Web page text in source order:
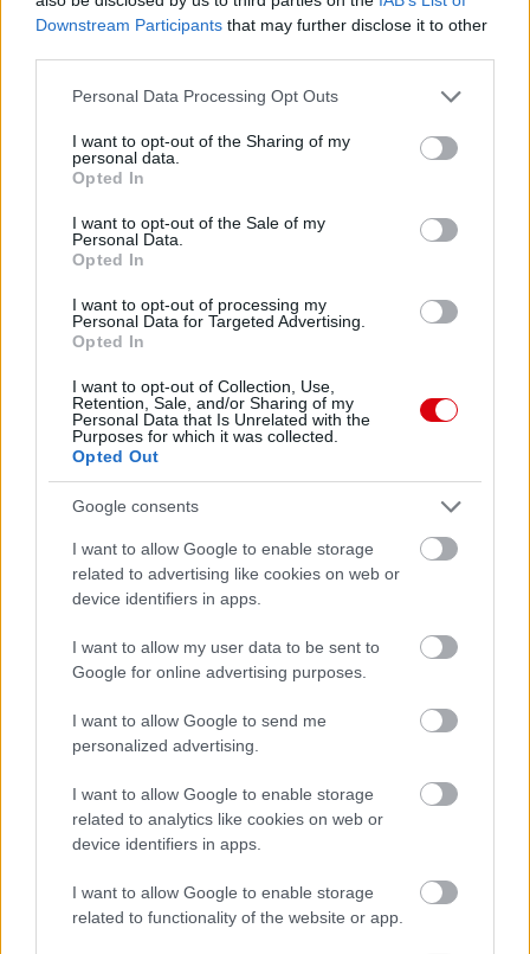
Downstream Participants that may further disclose it to other
Please note that this website/app uses one or more Google
not limited to your visit or usage behaviour. You may click to
grant or deny consent to Google and its third-party tags to
use your data for below specified purposes in below Google
consent section.
Personal Data Processing Opt Outs
I want to opt-out of the Sharing of my
personal data.
Opted In
I want to opt-out of the Sale of my
Personal Data.
Opted In
I want to opt-out of processing my
Personal Data for Targeted Advertising.
Opted In
I want to opt-out of Collection, Use,
Retention, Sale, and/or Sharing of my
Personal Data that Is Unrelated with the
Purposes for which it was collected.
Opted Out
Google consents
I want to allow Google to enable storage
related to advertising like cookies on web or
device identifiers in apps.
I want to allow my user data to be sent to
Google for online advertising purposes.
I want to allow Google to send me
personalized advertising.
I want to allow Google to enable storage
related to analytics like cookies on web or
device identifiers in apps.
I want to allow Google to enable storage
related to functionality of the website or app.
Meccs Center
Paris Saint-Germainvs
Manchester United